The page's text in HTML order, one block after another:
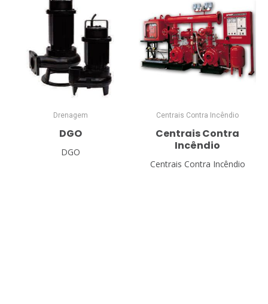
Drenagem
DGO
DGO
Centrais Contra Incêndio
Centrais Contra
Incêndio
Centrais Contra Incêndio